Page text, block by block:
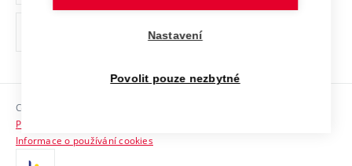
odkaz)
Sociální bezpečí
HR Award
Copyright © 2026 VUT
Prohlášení o přístupnosti
Informace o používání cookies
Nastavení
Povolit pouze nezbytné